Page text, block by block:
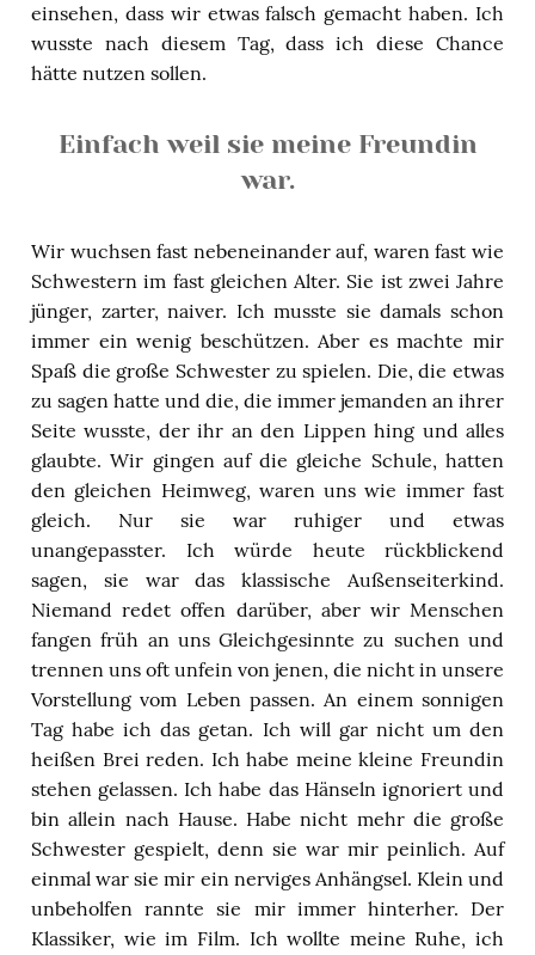
einsehen, dass wir etwas falsch gemacht haben. Ich
wusste nach diesem Tag, dass ich diese Chance
hätte nutzen sollen.
Einfach weil sie meine Freundin
war.
Wir wuchsen fast nebeneinander auf, waren fast wie
Schwestern im fast gleichen Alter. Sie ist zwei Jahre
jünger, zarter, naiver. Ich musste sie damals schon
immer ein wenig beschützen. Aber es machte mir
Spaß die große Schwester zu spielen. Die, die etwas
zu sagen hatte und die, die immer jemanden an ihrer
Seite wusste, der ihr an den Lippen hing und alles
glaubte. Wir gingen auf die gleiche Schule, hatten
den gleichen Heimweg, waren uns wie immer fast
gleich. Nur sie war ruhiger und etwas
unangepasster. Ich würde heute rückblickend
sagen, sie war das klassische Außenseiterkind.
Niemand redet offen darüber, aber wir Menschen
fangen früh an uns Gleichgesinnte zu suchen und
trennen uns oft unfein von jenen, die nicht in unsere
Vorstellung vom Leben passen. An einem sonnigen
Tag habe ich das getan. Ich will gar nicht um den
heißen Brei reden. Ich habe meine kleine Freundin
stehen gelassen. Ich habe das Hänseln ignoriert und
bin allein nach Hause. Habe nicht mehr die große
Schwester gespielt, denn sie war mir peinlich. Auf
einmal war sie mir ein nerviges Anhängsel. Klein und
unbeholfen rannte sie mir immer hinterher. Der
Klassiker, wie im Film. Ich wollte meine Ruhe, ich